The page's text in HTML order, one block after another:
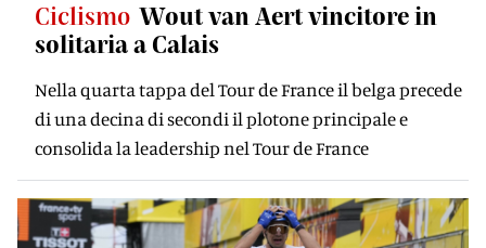
Ciclismo Wout van Aert vincitore in
solitaria a Calais
Nella quarta tappa del Tour de France il belga precede
di una decina di secondi il plotone principale e
consolida la leadership nel Tour de France